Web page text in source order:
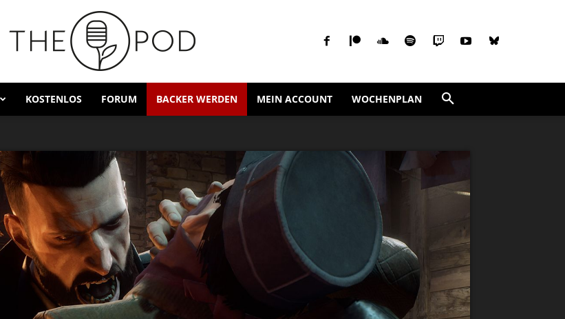
KOSTENLOS FORUM BACKER WERDEN MEIN ACCOUNT WOCHENPLAN